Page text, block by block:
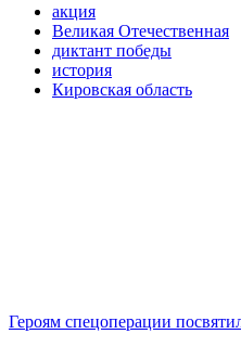
акция
Великая Отечественная
диктант победы
история
Кировская область
Героям спецоперации